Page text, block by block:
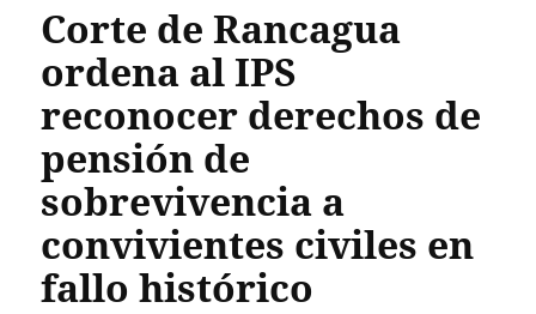
Corte de Rancagua
ordena al IPS
reconocer derechos de
pensión de
sobrevivencia a
convivientes civiles en
fallo histórico